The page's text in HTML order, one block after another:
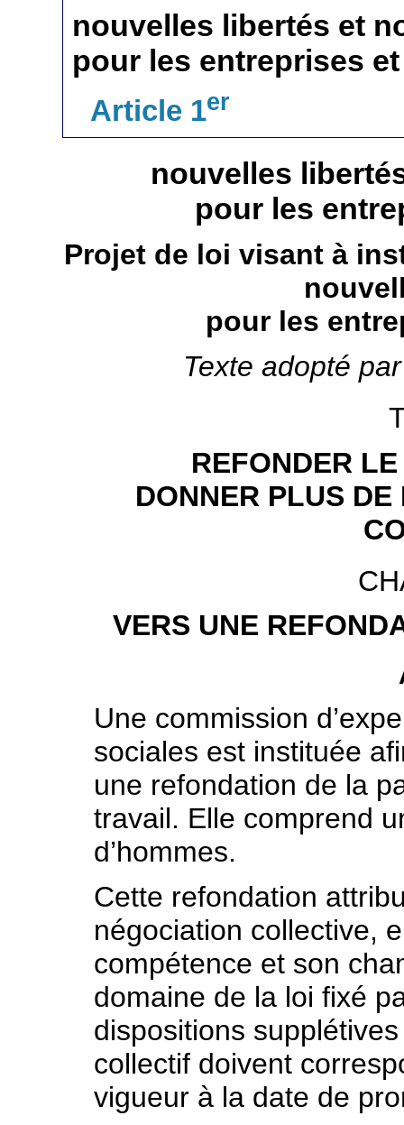
nouvelles libertés et
pour les entreprises
Article 1er
nouvelles
pour les
Projet de loi visant à
pour les
Texte adopté
REFONDER
DONNER PLUS
VERS UNE
Une commission
sociales est instituée
une refondation de la
travail. Elle comprend
d’hommes.
Cette refondation
négociation collective,
compétence et son
domaine de la loi fixé
dispositions
collectif doivent
vigueur à la date de